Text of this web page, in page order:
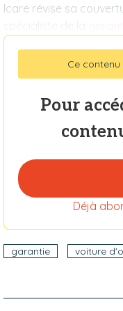
Icare révise sa
spécialiste de la
Ce contenu
Pour
Déjà
garantie voiture